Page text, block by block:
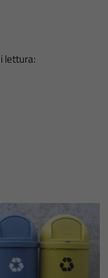
lettura: